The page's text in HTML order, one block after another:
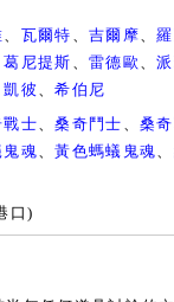
、 瓦爾特 、吉爾摩、
葛尼提斯 、雷德歐 、
凱彼 、希伯尼
戰士、桑奇鬥士 、桑
鬼魂、黃色螞蟻鬼魂、
口)